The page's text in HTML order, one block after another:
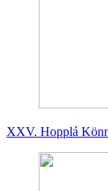
XXV. Hopplá